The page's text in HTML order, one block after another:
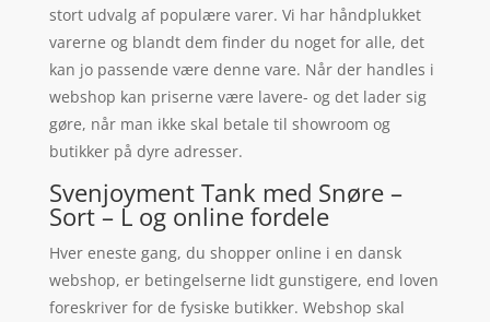
stort udvalg af populære varer. Vi har håndplukket
varerne og blandt dem finder du noget for alle, det
kan jo passende være denne vare. Når der handles i
webshop kan priserne være lavere- og det lader sig
gøre, når man ikke skal betale til showroom og
butikker på dyre adresser.
Svenjoyment Tank med Snøre –
Sort – L og online fordele
Hver eneste gang, du shopper online i en dansk
webshop, er betingelserne lidt gunstigere, end loven
foreskriver for de fysiske butikker. Webshop skal